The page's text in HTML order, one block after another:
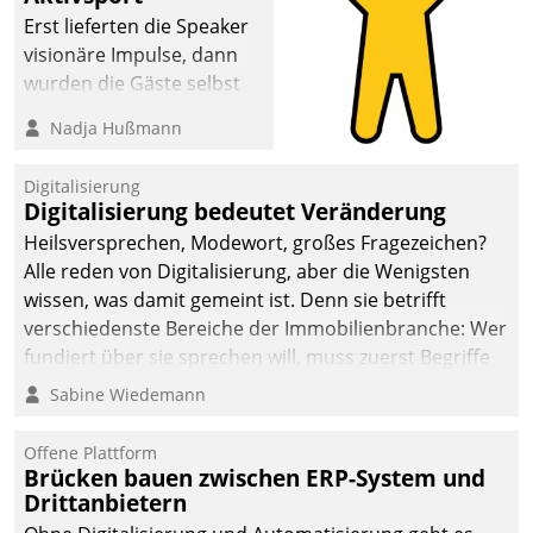
Erst lieferten die Speaker
visionäre Impulse, dann
wurden die Gäste selbst
methodisch
Quartier. Dazwischen
zeigte Datatrain, was es
Neues zu bieten hat.
Nadja Hußmann
Digitalisierung
Digitalisierung bedeutet Veränderung
Heilsversprechen, Modewort, großes Fragezeichen?
Alle reden von Digitalisierung, aber die Wenigsten
wissen, was damit gemeint ist. Denn sie betrifft
verschiedenste Bereiche der Immobilienbranche: Wer
fundiert über sie sprechen will, muss zuerst Begriffe
klären. Ein Aspekt ist die betriebliche Optimierung:
Einsparungen durch optimierte und automatisierte
Prozesse. Doch man darf nicht zu viel erwarten: Allein
mit der Einführung einer neuen Software ist es nicht
Sabine Wiedemann
Offene Plattform
Brücken bauen zwischen ERP-System und
Drittanbietern